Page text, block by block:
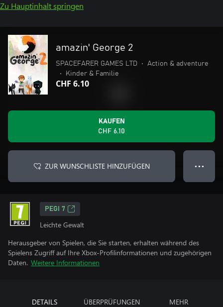
Zu Hauptinhalt springen
amazin' George 2
SPACEFARER GAMES LTD •
Action & adventure
•
Kinder & Familie
CHF 6.10
KAUFEN
CHF 6.10
ZUR WUNSCHLISTE HINZUFÜGEN ● ● ●
PEGI 7
Leichte Gewalt
Herausgeber von Spielen, die Sie starten, erhalten während des
Spielens Zugriff auf Ihre Xbox-Profilinformationen und zugehörigen
Daten. Weitere Informationen
DETAILS ÜBERPRÜFUNGEN MEHR